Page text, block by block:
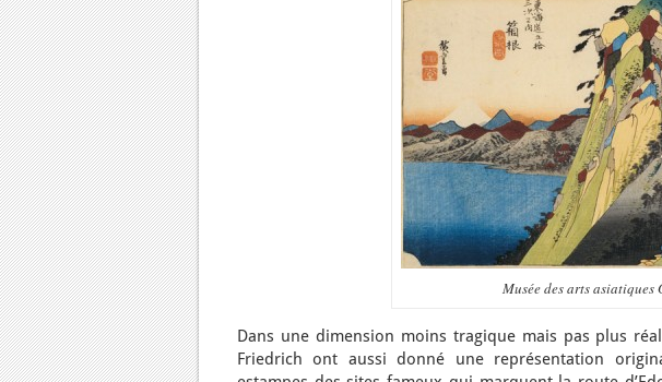
Musée des arts asiatiques
Dans une dimension moins tragique mais pas plus
Friedrich ont aussi donné une représentation